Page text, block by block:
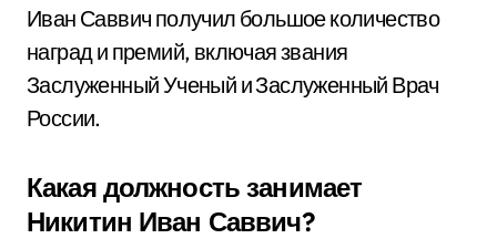
Иван Саввич получил большое количество
наград и премий, включая звания
Заслуженный Ученый и Заслуженный Врач
России.
Какая должность занимает
Никитин Иван Саввич?